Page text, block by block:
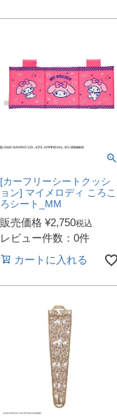
[カーフリーシートクッシ
ョン] マイメロディ ころこ
ろシート_MM
販売価格 ¥2,750税込
レビュー件数：0件
カートに入れる